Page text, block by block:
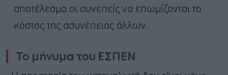
αποτέλεσμα οι συνεπείς να επωμίζονται το
κόστος της ασυνέπειας άλλων.
Το μήνυμα του ΕΣΠΕΝ